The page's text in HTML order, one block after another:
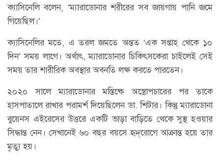
ক্যাসিনেলি বলেন, ‘ম্যারাডোনার শরীরের সব জায়গায় পানি জমে
গিয়েছিল।’
ক্যাসিনেলির মতে, এ তরল জমতে অন্তত ‘এক সপ্তাহ থেকে ১০
দিন’ সময় লাগে। অর্থাৎ, ম্যারাডোনার চিকিৎসকেরা চাইলেই সেই
সময় তার শারীরিক অবস্থার অবনতি লক্ষ করতে পারতেন।
২০২০ সালে ম্যারাডোনার মস্তিষ্কে অস্ত্রোপচারের পর তাকে
হাসপাতালে রাখার পরামর্শ দিয়েছিলেন ডা. শিটার। কিন্তু ম্যারাডোনা
বুয়েনস এইরেসের উত্তরে একটি ভাড়া বাড়িতে থেকে সুস্থ হওয়ার
সিদ্ধান্ত নেন। সেখানেই ৬০ বছর বয়সে হৃদ্‌রোগে আক্রান্ত হয়ে তার
মৃত্যু হয়।